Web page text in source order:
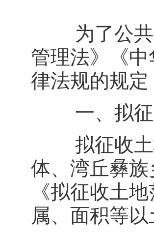
为了公共
管理法》《
律法规的规
一、拟征
拟征收土
体、湾丘彝
《拟征收土
属、面积等